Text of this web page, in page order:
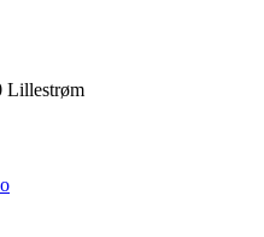
Lillestrøm